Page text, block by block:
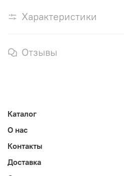
Характеристики
Отзывы
Каталог
О нас
Контакты
Доставка